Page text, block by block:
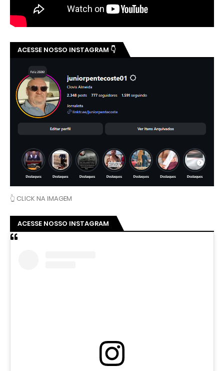
ACESSE NOSSO INSTAGRAM 👇
👆 CLICK NA IMAGEM
ACESSE NOSSO INSTAGRAM